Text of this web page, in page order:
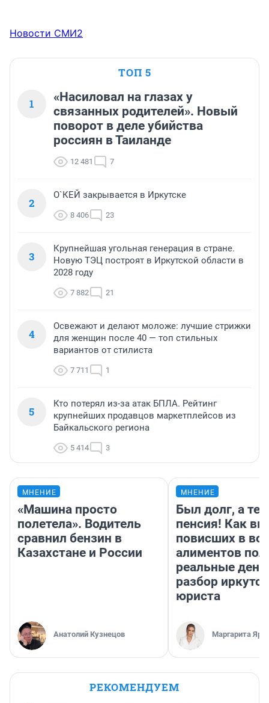
Новости СМИ2
ТОП 5
1
«Насиловал на глазах у
связанных родителей». Новый
поворот в деле убийства
россиян в Таиланде
12 481 7
2
О`КЕЙ закрывается в Иркутске
8 406 23
3
Крупнейшая угольная генерация в стране.
Новую ТЭЦ построят в Иркутской области в
2028 году
7 882 21
4
Освежают и делают моложе: лучшие стрижки
для женщин после 40 — топ стильных
вариантов от стилиста
7 711 1
5
Кто потерял из-за атак БПЛА. Рейтинг
крупнейших продавцов маркетплейсов из
Байкальского региона
5 414 3
МНЕНИЕ
«Машина просто
полетела». Водитель
сравнил бензин в
Казахстане и России
Анатолий Кузнецов
МНЕНИЕ
Был долг, а
пенсия! Как
повисших в
алиментов
реальные
разбор
юриста
Маргарита
РЕКОМЕНДУЕМ